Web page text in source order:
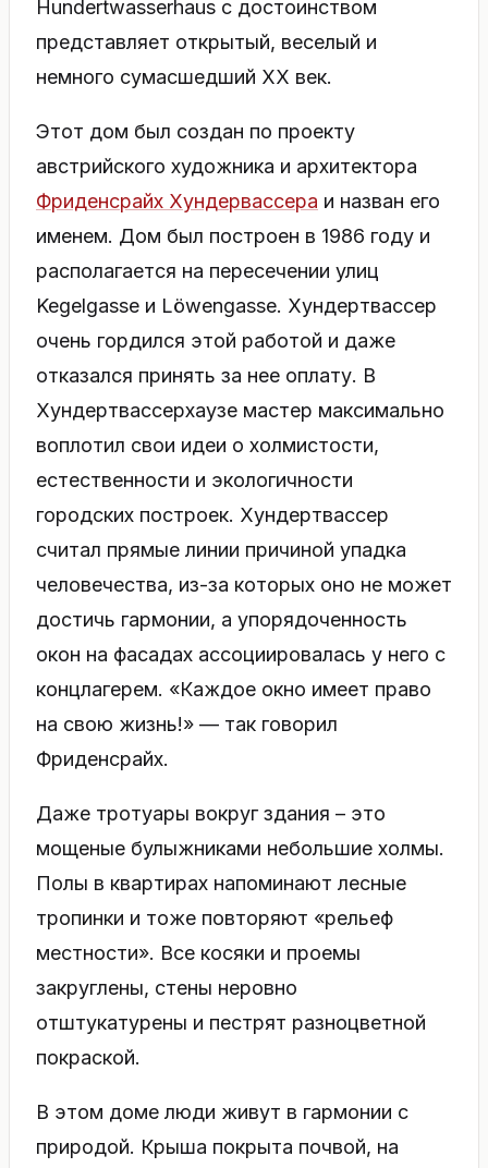
Hundertwasserhaus с достоинством
представляет открытый, веселый и
немного сумасшедший XX век.
Этот дом был создан по проекту
австрийского художника и архитектора
Фриденсрайх Хундервассера и назван его
именем. Дом был построен в 1986 году и
располагается на пересечении улиц
Kegelgasse и Löwengasse. Хундертвассер
очень гордился этой работой и даже
отказался принять за нее оплату. В
Хундертвассерхаузе мастер максимально
воплотил свои идеи о холмистости,
естественности и экологичности
городских построек. Хундертвассер
считал прямые линии причиной упадка
человечества, из-за которых оно не может
достичь гармонии, а упорядоченность
окон на фасадах ассоциировалась у него с
концлагерем. «Каждое окно имеет право
на свою жизнь!» — так говорил
Фриденсрайх.
Даже тротуары вокруг здания – это
мощеные булыжниками небольшие холмы.
Полы в квартирах напоминают лесные
тропинки и тоже повторяют «рельеф
местности». Все косяки и проемы
закруглены, стены неровно
отштукатурены и пестрят разноцветной
покраской.
В этом доме люди живут в гармонии с
природой. Крыша покрыта почвой, на